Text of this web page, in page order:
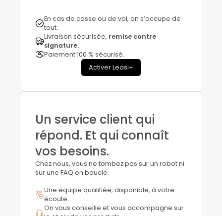
En cas de casse ou de vol, on s’occupe de
tout.
Livraison sécurisée, remise contre
signature.
Paiement 100 % sécurisé.
Activer Leasi+
Un service client qui
répond. Et qui connaît
vos besoins.
Chez nous, vous ne tombez pas sur un robot ni
sur une FAQ en boucle.
Une équipe qualifiée, disponible, à votre
écoute.
On vous conseille et vous accompagne sur